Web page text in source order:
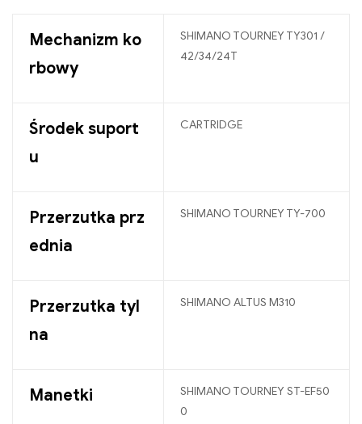
Mechanizm ko
rbowy
SHIMANO TOURNEY TY301 /
42/34/24T
Środek suport
u
CARTRIDGE
Przerzutka prz
ednia
SHIMANO TOURNEY TY-700
Przerzutka tyl
na
SHIMANO ALTUS M310
Manetki
SHIMANO TOURNEY ST-EF50
0